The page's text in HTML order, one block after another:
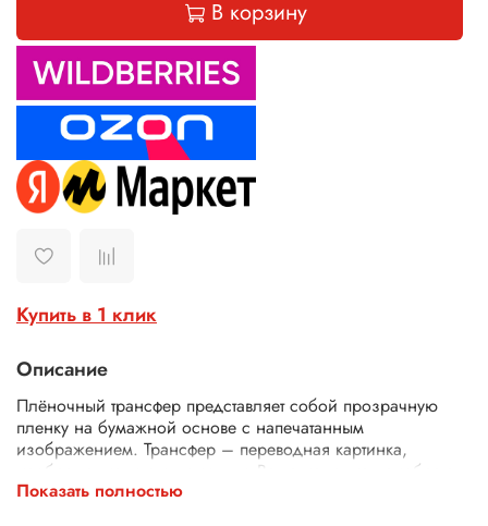
В корзину
Купить в 1 клик
Описание
Плёночный трансфер представляет собой прозрачную
пленку на бумажной основе с напечатанным
изображением. Трансфер – переводная картинка,
изображение, с его помощью Ваше изделие приобретет
неповторимость и уникальность. Трансферной бумагой
Показать полностью